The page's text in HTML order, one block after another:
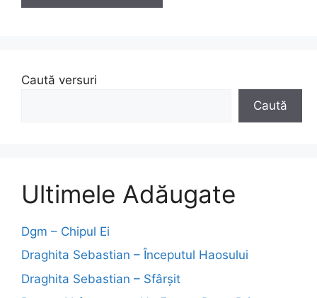
Caută versuri
Caută
Ultimele Adăugate
Dgm – Chipul Ei
Draghita Sebastian – Începutul Haosului
Draghita Sebastian – Sfârșit